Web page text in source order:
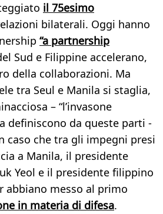
il 75esimo
bilaterali. Oggi hanno
“a partnership
Sud e Filippine accelerano,
della collaborazioni. Ma
tra Seul e Manila si staglia,
– “l’invasone
definiscono da queste parti -
caso che tra gli impegni presi
a Manila, il presidente
Yeol e il presidente filippino
abbiano messo al primo
in materia di difesa.